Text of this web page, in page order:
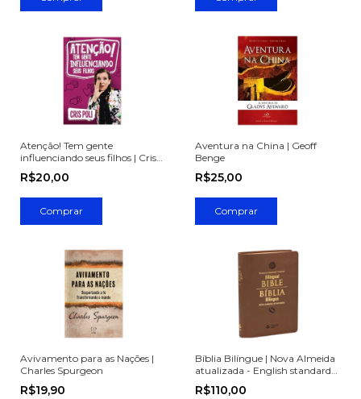
Atenção! Tem gente
influenciando seus filhos | Cris
Poli
R$20,00
Aventura na China | Geoff
Benge
R$25,00
Avivamento para as Nações |
Charles Spurgeon
R$19,90
Bíblia Bilíngue | Nova Almeida
atualizada - English standard
version
R$110,00